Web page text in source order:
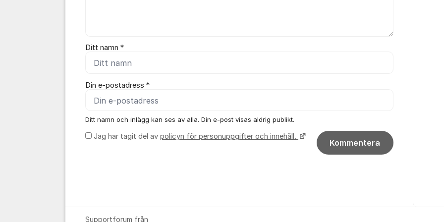
Ditt namn *
Din e-postadress *
Ditt namn och inlägg kan ses av alla. Din e-post visas aldrig publikt.
Jag har tagit del av policyn för personuppgifter och innehåll.
Kommentera
Supportforum från